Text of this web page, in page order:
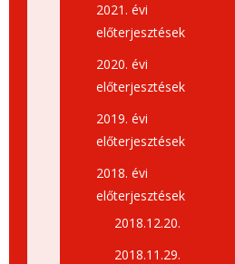
2021. évi
előterjesztések
2020. évi
előterjesztések
2019. évi
előterjesztések
2018. évi
előterjesztések
2018.12.20.
2018.11.29.